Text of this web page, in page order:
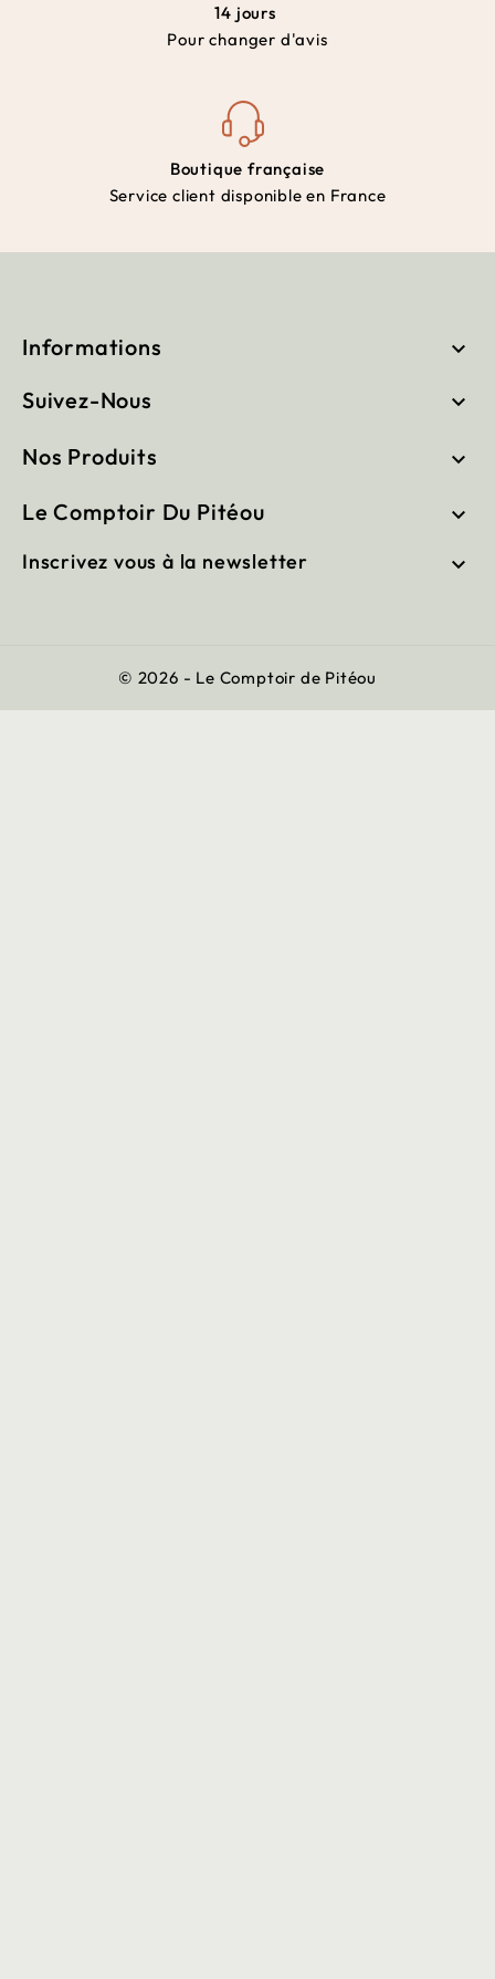
14 jours
Pour changer d'avis
Boutique française
Service client disponible en France
Informations 
Suivez-Nous 
Nos Produits 
Le Comptoir Du Pitéou 
Inscrivez vous à la newsletter 
© 2026 - Le Comptoir de Pitéou